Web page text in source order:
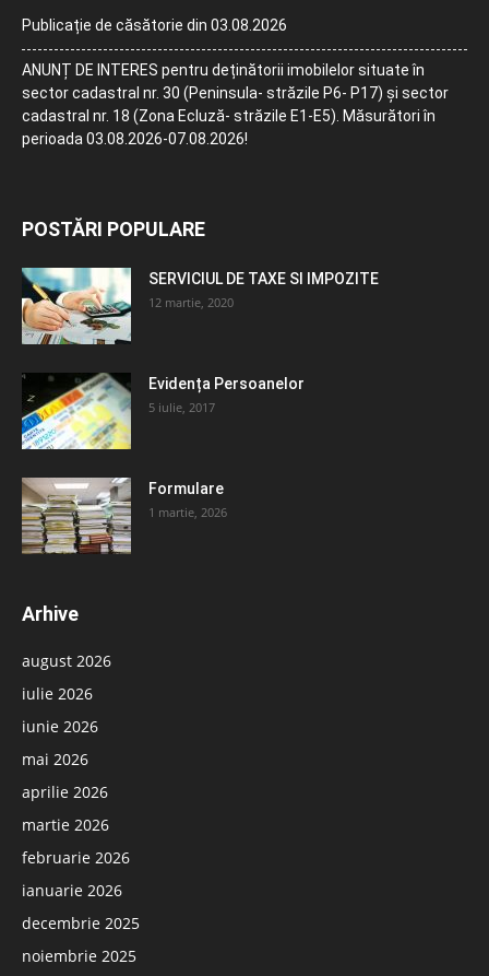
Publicație de căsătorie din 03.08.2026
ANUNȚ DE INTERES pentru deținătorii imobilelor situate în
sector cadastral nr. 30 (Peninsula- străzile P6- P17) și sector
cadastral nr. 18 (Zona Ecluză- străzile E1-E5). Măsurători în
perioada 03.08.2026-07.08.2026!
POSTĂRI POPULARE
SERVICIUL DE TAXE SI IMPOZITE
12 martie, 2020
Evidența Persoanelor
5 iulie, 2017
Formulare
1 martie, 2026
Arhive
august 2026
iulie 2026
iunie 2026
mai 2026
aprilie 2026
martie 2026
februarie 2026
ianuarie 2026
decembrie 2025
noiembrie 2025